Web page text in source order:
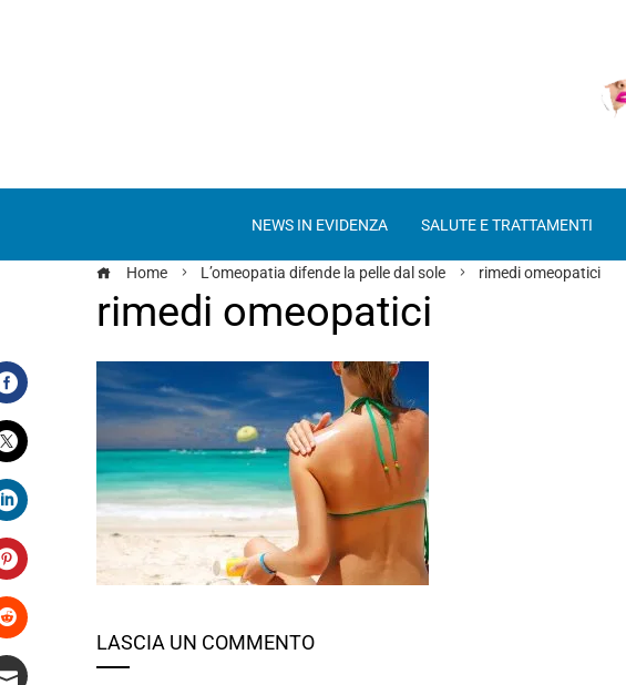
NEWS IN EVIDENZA SALUTE E TRATTAMENTI
Home L’omeopatia difende la pelle dal sole rimedi omeopatici
rimedi omeopatici
Facebook
Twitter
LinkedIn
Pinterest
Stumbleupon
LASCIA UN COMMENTO